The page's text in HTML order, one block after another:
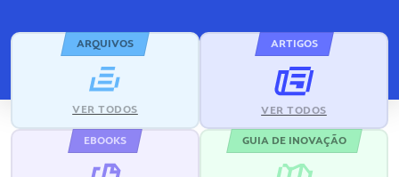
ARQUIVOS
VER TODOS
ARTIGOS
VER TODOS
EBOOKS GUIA DE INOVAÇÃO